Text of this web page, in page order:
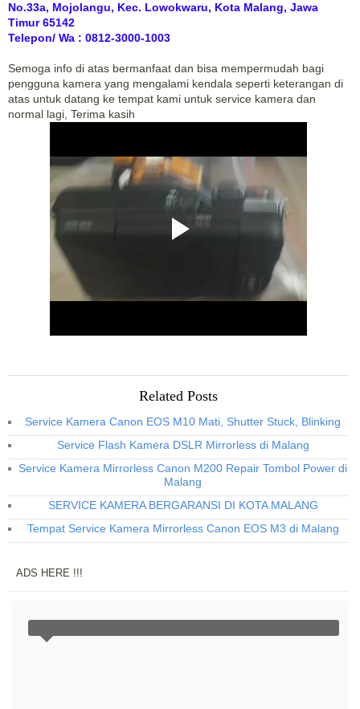
No.33a, Mojolangu, Kec. Lowokwaru, Kota Malang, Jawa
Timur 65142
Telepon/ Wa : 0812-3000-1003
Semoga info di atas bermanfaat dan bisa mempermudah bagi
pengguna kamera yang mengalami kendala seperti keterangan di
atas untuk datang ke tempat kami untuk service kamera dan
normal lagi, Terima kasih
Related Posts
Service Kamera Canon EOS M10 Mati, Shutter Stuck, Blinking
Service Flash Kamera DSLR Mirrorless di Malang
Service Kamera Mirrorless Canon M200 Repair Tombol Power di
Malang
SERVICE KAMERA BERGARANSI DI KOTA MALANG
Tempat Service Kamera Mirrorless Canon EOS M3 di Malang
ADS HERE !!!